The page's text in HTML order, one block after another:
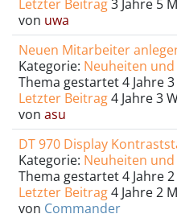
Letzter Beitrag3 Jahre 5
von uwa
Neuen Mitarbeiter
Kategorie: Neuheiten
Thema gestartet 4 Jahre
Letzter Beitrag4 Jahre 3
von asu
DT 970 Display
Kategorie: Neuheiten
Thema gestartet 4 Jahre
Letzter Beitrag4 Jahre 2
von Commander